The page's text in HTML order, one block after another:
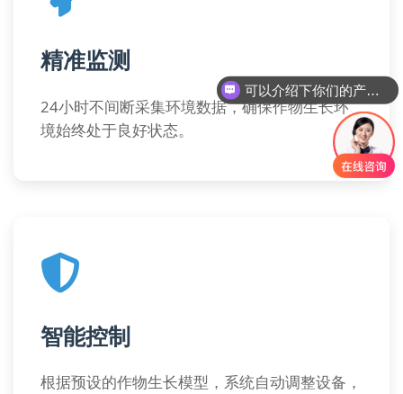
精准监测
24小时不间断采集环境数据，确保作物生长环
境始终处于良好状态。
智能控制
根据预设的作物生长模型，系统自动调整设备，
可以介绍下你们的产品么